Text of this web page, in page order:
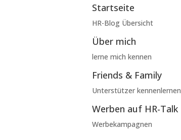
Startseite
HR-Blog Übersicht
Über mich
lerne mich kennen
Friends & Family
Unterstützer kennenlernen
Werben auf HR-Talk
Werbekampagnen